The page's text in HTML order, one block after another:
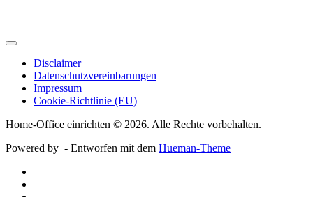
Disclaimer
Datenschutzvereinbarungen
Impressum
Cookie-Richtlinie (EU)
Home-Office einrichten © 2026. Alle Rechte vorbehalten.
Powered by - Entworfen mit dem Hueman-Theme